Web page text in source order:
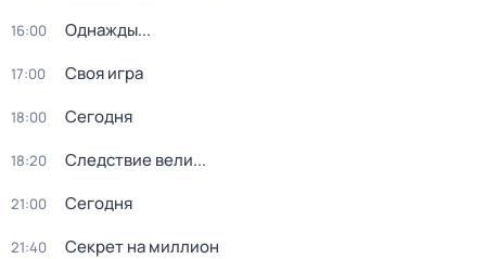
16:00 Однажды...
17:00 Своя игра
18:00 Сегодня
18:20 Следствие вели...
21:00 Сегодня
21:40 Секрет на миллион